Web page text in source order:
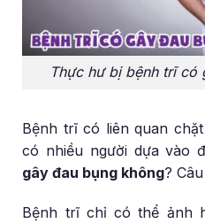
Thực hư bị bệnh trĩ có
Bệnh trĩ có liên quan
có nhiều người dựa vào
gây đau bụng không?
Bệnh trĩ chỉ có thể ảnh